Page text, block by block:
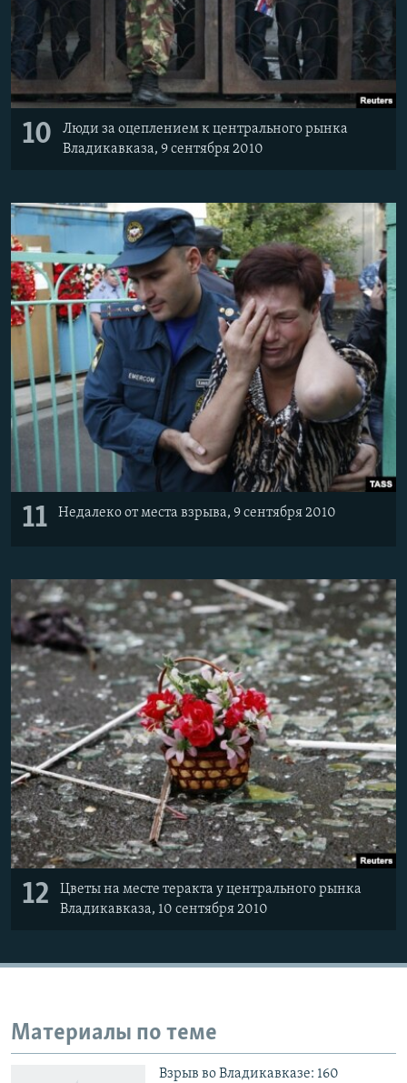
10
Люди за оцеплением к центрального рынка
Владикавказа, 9 сентября 2010
11 Недалеко от места взрыва, 9 сентября 2010
12
Цветы на месте теракта у центрального рынка
Владикавказа, 10 сентября 2010
Материалы по теме
Взрыв во Владикавказе: 160